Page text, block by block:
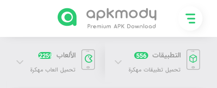
التطبيقات 556
تحميل تطبيقات مهكرة
الألعاب 2259
تحميل العاب مهكرة